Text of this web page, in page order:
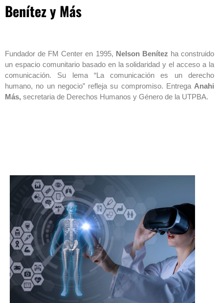
Benítez y Más
Fundador de FM Center en 1995, Nelson Benítez ha construido
un espacio comunitario basado en la solidaridad y el acceso a la
comunicación. Su lema “La comunicación es un derecho
humano, no un negocio” refleja su compromiso. Entrega Anahi
Más, secretaria de Derechos Humanos y Género de la UTPBA.